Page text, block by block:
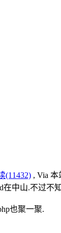
(11432) , Via 本
在中山.不过
也聚一聚.